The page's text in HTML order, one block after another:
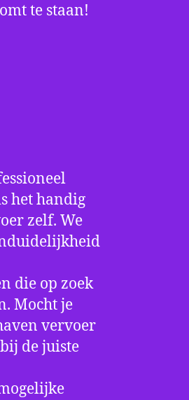
te staan!
het handig
zelf. We
die op zoek
Mocht je
vervoer
de juiste